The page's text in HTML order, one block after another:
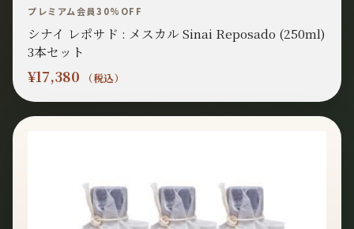
プレミアム会員30%OFF
シナイ レポサド : メスカル Sinai Reposado (250ml)
3本セット
¥17,380 （税込）